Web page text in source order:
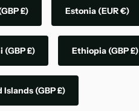
£) Estonia (EUR €)
(GBP £) Ethiopia (GBP £)
Islands (GBP £)